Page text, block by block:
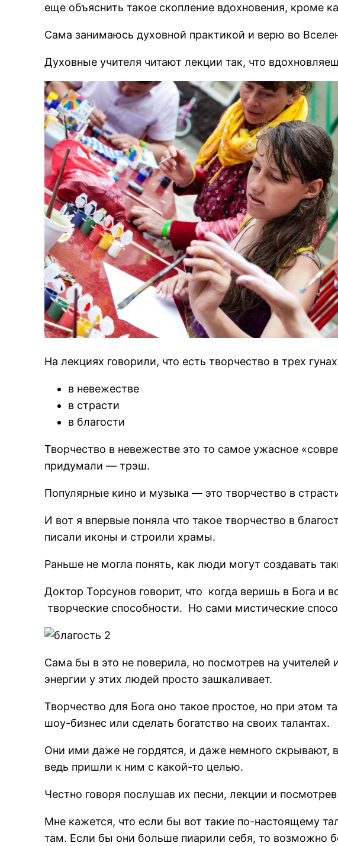
еще объяснить такое скопление вдохновения, кроме
Сама занимаюсь духовной практикой и верю во
Духовные учителя читают лекции так, что
На лекциях говорили, что есть творчество в трех
в невежестве
в страсти
в благости
Творчество в невежестве это то самое ужасное
придумали — трэш.
Популярные кино и музыка — это творчество в
И вот я впервые поняла что такое творчество в
писали иконы и строили храмы.
Раньше не могла понять, как люди могут создавать
Доктор Торсунов говорит, что когда веришь в Бога
творческие способности. Но сами мистические
Сама бы в это не поверила, но посмотрев на учителей
энергии у этих людей просто зашкаливает.
Творчество для Бога оно такое простое, но при этом
шоу-бизнес или сделать богатство на своих талантах.
Они ими даже не гордятся, и даже немного
ведь пришли к ним с какой-то целью.
Честно говоря послушав их песни, лекции и
Мне кажется, что если бы вот такие по-настоящему
там. Если бы они больше пиарили себя, то возможно